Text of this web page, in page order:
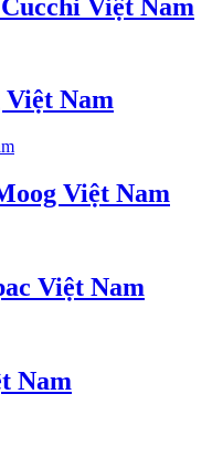
Việt Nam
Nam
Việt Nam
Việt Nam
Nam